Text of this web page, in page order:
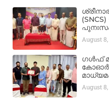
August
ഗൾഫ്
August